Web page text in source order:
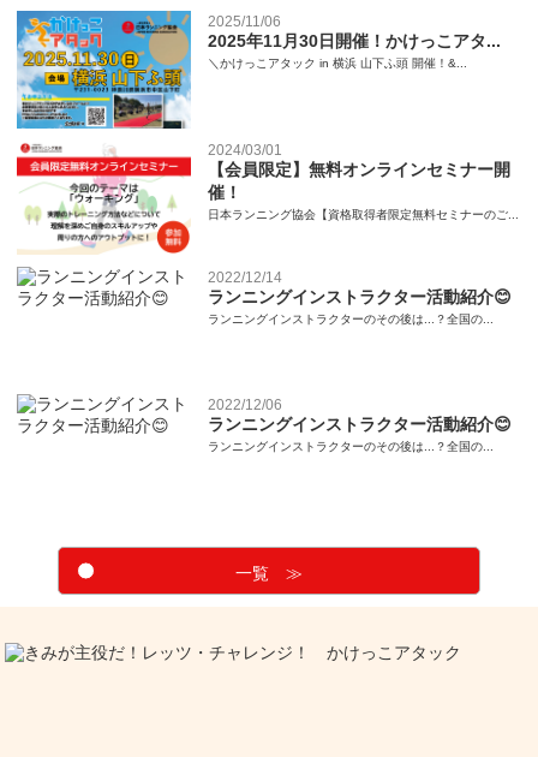
2025/11/06
2025年11月30日開催！かけっこアタ...
＼かけっこアタック in 横浜 山下ふ頭 開催！&...
2024/03/01
【会員限定】無料オンラインセミナー開
催！
日本ランニング協会【資格取得者限定無料セミナーのご...
2022/12/14
ランニングインストラクター活動紹介😊
ランニングインストラクターのその後は...？全国の...
2022/12/06
ランニングインストラクター活動紹介😊
ランニングインストラクターのその後は...？全国の...
一覧 ≫